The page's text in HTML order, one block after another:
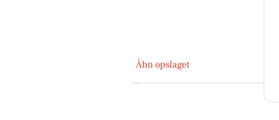
#kirkenskorshærg...
Åbn opslaget